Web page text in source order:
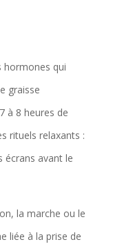
hormones qui
graisse
à 8 heures de
rituels relaxants :
écrans avant le
la marche ou le
liée à la prise de